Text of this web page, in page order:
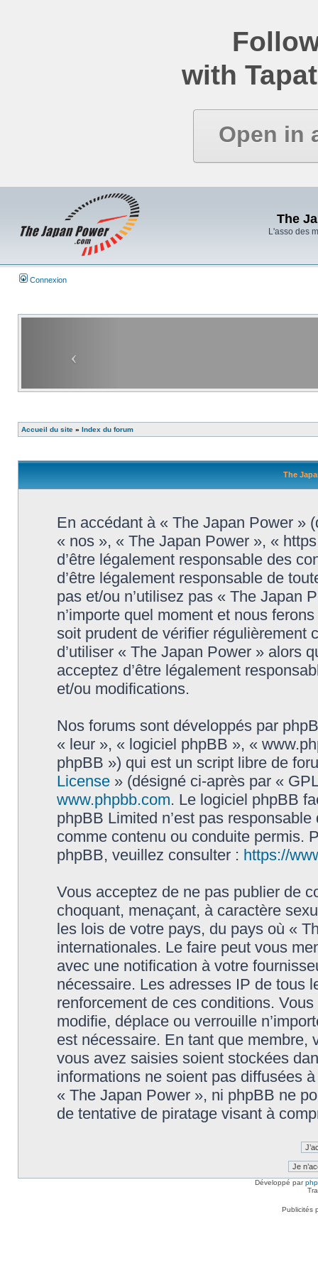
with
Open in
The
L'asso des
Connexion
Accueil du site » Index du forum
The
En accédant à « The Japan Power »
« nos », « The Japan Power », «
d’être légalement responsable des
d’être légalement responsable de
pas et/ou n’utilisez pas « The Japan
n’importe quel moment et nous
soit prudent de vérifier régulièrement
d’utiliser « The Japan Power » alors
acceptez d’être légalement
et/ou modifications.
Nos forums sont développés par
« leur », « logiciel phpBB », «
phpBB ») qui est un script libre de
License » (désigné ci-après par «
www.phpbb.com. Le logiciel phpBB
phpBB Limited n’est pas
comme contenu ou conduite permis.
phpBB, veuillez consulter : https://
Vous acceptez de ne pas publier de
choquant, menaçant, à caractère
les lois de votre pays, du pays où «
internationales. Le faire peut vous
avec une notification à votre
nécessaire. Les adresses IP de tous
renforcement de ces conditions.
modifie, déplace ou verrouille
est nécessaire. En tant que membre,
vous avez saisies soient stockées
informations ne soient pas diffusées
« The Japan Power », ni phpBB ne
de tentative de piratage visant à
Développé par
Publicités